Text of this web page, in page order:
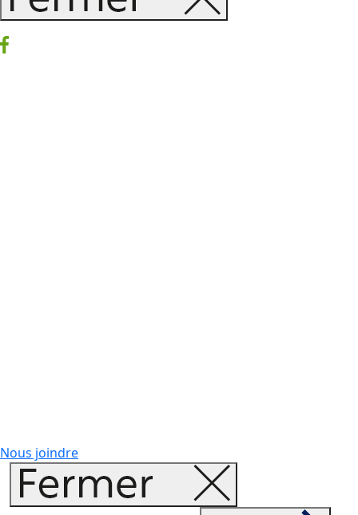
Nous joindre